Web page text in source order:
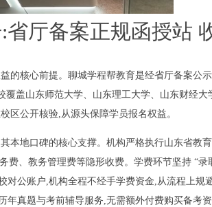
厅备案正规函授站
的核心前提。聊城学程帮教育是经省厅备案公
覆盖山东师范大学、山东理工大学、山东财经大
区公开核验,从源头保障学员报名权益。
本地口碑的核心支撑。机构严格执行山东省教
费、教务管理费等隐形收费。学费环节坚持 “录
对公账户,机构全程不经手学费资金,从流程上规
真题与考前辅导服务,无需额外付费购买备考资